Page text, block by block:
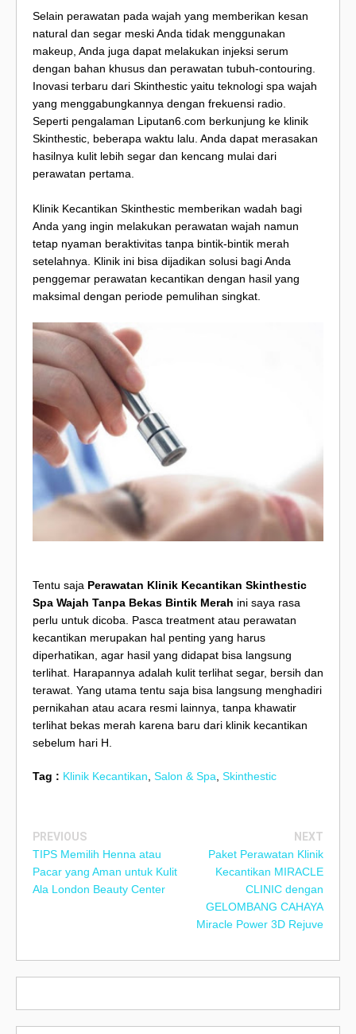
Selain perawatan pada wajah yang memberikan kesan
natural dan segar meski Anda tidak menggunakan
makeup, Anda juga dapat melakukan injeksi serum
dengan bahan khusus dan perawatan tubuh-contouring.
Inovasi terbaru dari Skinthestic yaitu teknologi spa wajah
yang menggabungkannya dengan frekuensi radio.
Seperti pengalaman Liputan6.com berkunjung ke klinik
Skinthestic, beberapa waktu lalu. Anda dapat merasakan
hasilnya kulit lebih segar dan kencang mulai dari
perawatan pertama.
Klinik Kecantikan Skinthestic memberikan wadah bagi
Anda yang ingin melakukan perawatan wajah namun
tetap nyaman beraktivitas tanpa bintik-bintik merah
setelahnya. Klinik ini bisa dijadikan solusi bagi Anda
penggemar perawatan kecantikan dengan hasil yang
maksimal dengan periode pemulihan singkat.
Tentu saja Perawatan Klinik Kecantikan Skinthestic
Spa Wajah Tanpa Bekas Bintik Merah ini saya rasa
perlu untuk dicoba. Pasca treatment atau perawatan
kecantikan merupakan hal penting yang harus
diperhatikan, agar hasil yang didapat bisa langsung
terlihat. Harapannya adalah kulit terlihat segar, bersih dan
terawat. Yang utama tentu saja bisa langsung menghadiri
pernikahan atau acara resmi lainnya, tanpa khawatir
terlihat bekas merah karena baru dari klinik kecantikan
sebelum hari H.
Tag : Klinik Kecantikan, Salon & Spa, Skinthestic
PREVIOUS
TIPS Memilih Henna atau
Pacar yang Aman untuk Kulit
Ala London Beauty Center
NEXT
Paket Perawatan Klinik
Kecantikan MIRACLE
CLINIC dengan
GELOMBANG CAHAYA
Miracle Power 3D Rejuve